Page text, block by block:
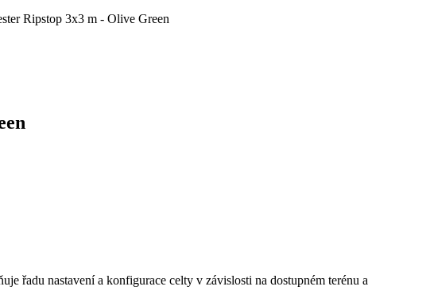
Ripstop 3x3 m - Olive Green
řadu nastavení a konfigurace celty v závislosti na dostupném terénu a